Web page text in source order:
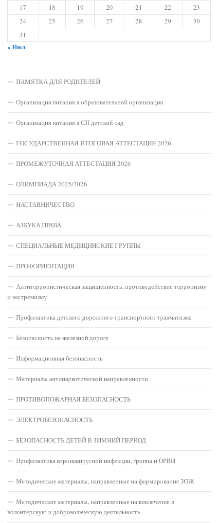
17
18 19 20 21 22
23
24
25 26 27 28 29
30
31
« Июл
ПАМЯТКА ДЛЯ РОДИТЕЛЕЙ
Организация питания в образовательной организации
Организация питания в СП детский сад
ГОСУДАРСТВЕННАЯ ИТОГОВАЯ АТТЕСТАЦИЯ 2026
ПРОМЕЖУТОЧНАЯ АТТЕСТАЦИЯ 2026
ОЛИМПИАДА 2025/2026
НАСТАВНИЧЕСТВО
АЗБУКА ПРАВА
СПЕЦИАЛЬНЫЕ МЕДИЦИНСКИЕ ГРУППЫ
ПРОФОРИЕНТАЦИЯ
Антитеррористическая защищенность, противодействие терроризму
и экстремизму
Профилактика детского дорожного транспортного травматизма
Безопасность на железной дороге
Информационная безопасность
Материалы антинаркотической направленности
ПРОТИВОПОЖАРНАЯ БЕЗОПАСНОСТЬ
ЭЛЕКТРОБЕЗОПАСНОСТЬ
БЕЗОПАСНОСТЬ ДЕТЕЙ В ЗИМНИЙ ПЕРИОД
Профилактика коронавирусной инфекции, гриппа и ОРВИ
Методические материалы, направленные на формирование ЗОЖ
Методические материалы, направленные на вовлечение в
волонтерскую и добровольческую деятельность